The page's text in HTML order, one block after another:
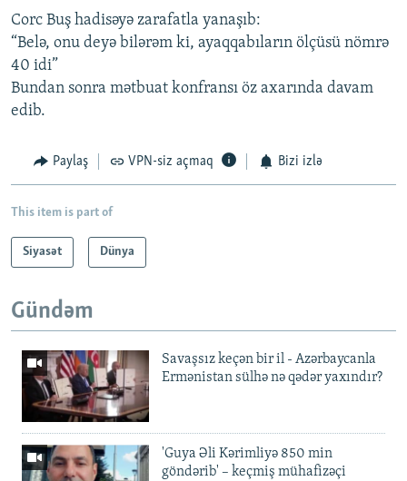
Corc Buş hadisəyə zarafatla yanaşıb:
“Belə, onu deyə bilərəm ki, ayaqqabıların ölçüsü nömrə
40 idi”
Bundan sonra mətbuat konfransı öz axarında davam
edib.
Paylaş VPN-siz açmaq Bizi izlə
This item is part of
Siyasət Dünya
Gündəm
Savaşsız keçən bir il - Azərbaycanla
Ermənistan sülhə nə qədər yaxındır?
'Guya Əli Kərimliyə 850 min
göndərib' – keçmiş mühafizəçi